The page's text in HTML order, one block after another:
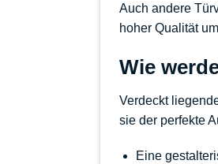
Auch andere
hoher Qualität
Wie
Verdeckt
sie der perfekte
Eine